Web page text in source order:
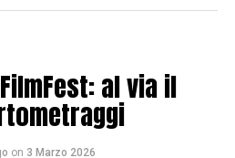
al via il
on 3 Marzo 2026